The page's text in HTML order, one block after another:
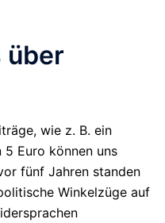
über
wie z. B. ein
Euro können uns
fünf Jahren standen
Winkelzüge auf